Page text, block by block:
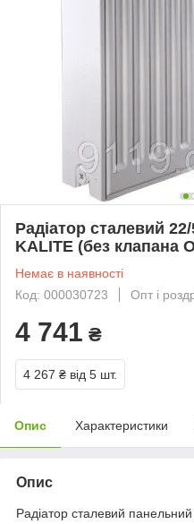
Радіатор сталевий
KALITE (без клапана
Немає в наявності
Код: 000030723
Опт і
4 741 ₴
4 267 ₴ від 5 шт.
Опис Характеристики
Опис
Радіатор сталевий